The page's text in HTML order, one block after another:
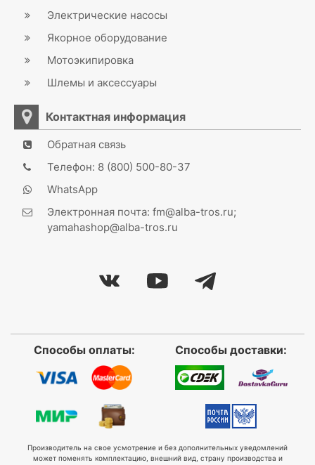
Электрические насосы
Якорное оборудование
Мотоэкипировка
Шлемы и аксессуары
Контактная информация
Обратная связь
Телефон: 8 (800) 500-80-37
WhatsApp
Электронная почта: fm@alba-tros.ru;
yamahashop@alba-tros.ru
Способы оплаты: Способы доставки:
Производитель на свое усмотрение и без дополнительных уведомлений
может поменять комплектацию, внешний вид, страну производства и